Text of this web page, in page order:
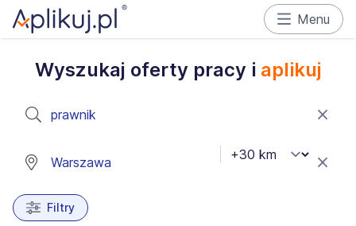
Menu
Wyszukaj oferty pracy i aplikuj
Filtry